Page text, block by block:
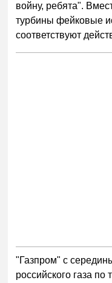
войну, ребята".
турбины фейковые
соответствуют
"Газпром" с
российского газа